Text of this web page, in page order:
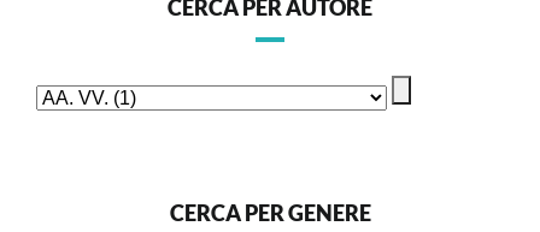
CERCA PER AUTORE
CERCA PER GENERE